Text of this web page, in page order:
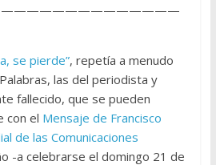
se pierde”, repetía a menudo
las del periodista y
fallecido, que se pueden
con el Mensaje de Francisco
de las Comunicaciones
-a celebrarse el domingo 21 de